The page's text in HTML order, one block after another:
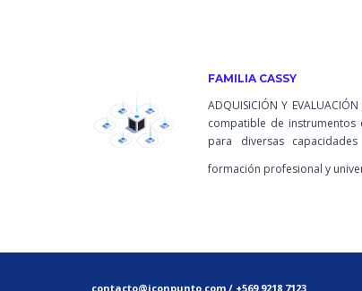
FAMILIA CASSY
ADQUISICIÓN Y
compatible de instrumentos
para diversas
formación profesional y
contacto@iconpunto.com / +569 9218 7123